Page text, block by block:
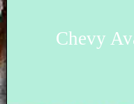
Chevy